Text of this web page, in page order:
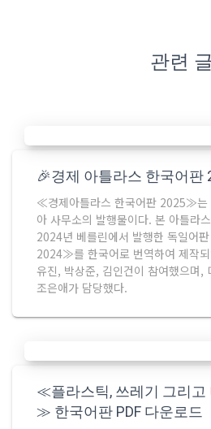
관련
🎉경제 아틀라스 한국어판
≪경제아틀라스 한국어판 2025≫는
아 사무소의 발행물이다. 본 아틀라
2024년 베를린에서 발행한 독일
2024≫를 한국어로 번역하여 제작
유진, 박상준, 김인건이 참여했으며,
조은애가 담당했다.
≪플라스틱, 쓰레기 그리고
≫ 한국어판 PDF 다운로드